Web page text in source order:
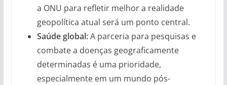
a ONU para refletir melhor a realidade
geopolítica atual será um ponto central.
Saúde global:A parceria para pesquisas e
combate a doenças geograficamente
determinadas é uma prioridade,
especialmente em um mundo pós-